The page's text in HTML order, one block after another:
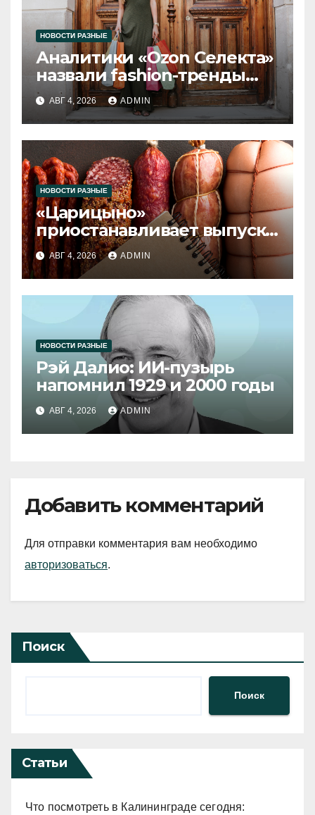
НОВОСТИ РАЗНЫЕ
Аналитики «Ozon Селекта»
назвали fashion-тренды
2026 года
АВГ 4, 2026 ADMIN
НОВОСТИ РАЗНЫЕ
«Царицыно»
приостанавливает выпуск
продукции
АВГ 4, 2026 ADMIN
НОВОСТИ РАЗНЫЕ
Рэй Далио: ИИ-пузырь
напомнил 1929 и 2000 годы
АВГ 4, 2026 ADMIN
Добавить комментарий
Для отправки комментария вам необходимо
авторизоваться.
Поиск
Поиск
Статьи
Что посмотреть в Калининграде сегодня: